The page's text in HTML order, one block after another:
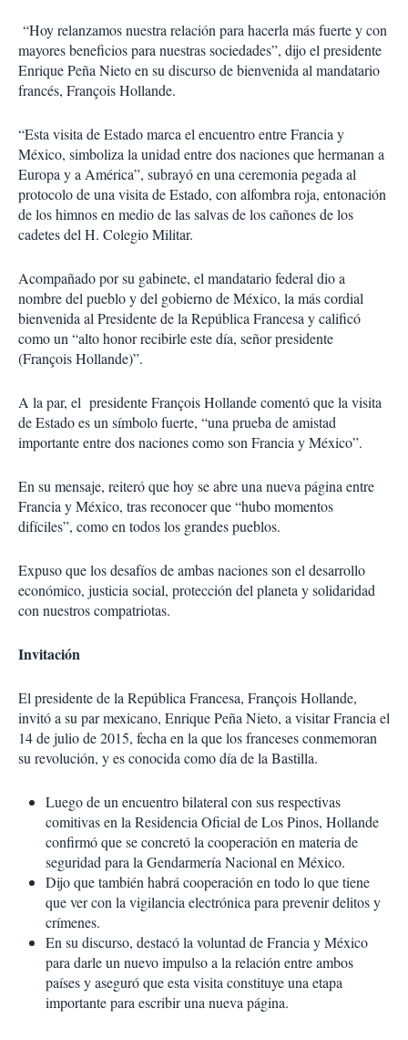
“Hoy relanzamos nuestra relación para hacerla más fuerte y con
mayores beneficios para nuestras sociedades”, dijo el presidente
Enrique Peña Nieto en su discurso de bienvenida al mandatario
francés, François Hollande.
“Esta visita de Estado marca el encuentro entre Francia y
México, simboliza la unidad entre dos naciones que hermanan a
Europa y a América”, subrayó en una ceremonia pegada al
protocolo de una visita de Estado, con alfombra roja, entonación
de los himnos en medio de las salvas de los cañones de los
cadetes del H. Colegio Militar.
Acompañado por su gabinete, el mandatario federal dio a
nombre del pueblo y del gobierno de México, la más cordial
bienvenida al Presidente de la República Francesa y calificó
como un “alto honor recibirle este día, señor presidente
(François Hollande)”.
A la par, el presidente François Hollande comentó que la visita
de Estado es un símbolo fuerte, “una prueba de amistad
importante entre dos naciones como son Francia y México”.
En su mensaje, reiteró que hoy se abre una nueva página entre
Francia y México, tras reconocer que “hubo momentos
difíciles”, como en todos los grandes pueblos.
Expuso que los desafíos de ambas naciones son el desarrollo
económico, justicia social, protección del planeta y solidaridad
con nuestros compatriotas.
Invitación
El presidente de la República Francesa, François Hollande,
invitó a su par mexicano, Enrique Peña Nieto, a visitar Francia el
14 de julio de 2015, fecha en la que los franceses conmemoran
su revolución, y es conocida como día de la Bastilla.
Luego de un encuentro bilateral con sus respectivas
comitivas en la Residencia Oficial de Los Pinos, Hollande
confirmó que se concretó la cooperación en materia de
seguridad para la Gendarmería Nacional en México.
Dijo que también habrá cooperación en todo lo que tiene
que ver con la vigilancia electrónica para prevenir delitos y
crímenes.
En su discurso, destacó la voluntad de Francia y México
para darle un nuevo impulso a la relación entre ambos
países y aseguró que esta visita constituye una etapa
importante para escribir una nueva página.